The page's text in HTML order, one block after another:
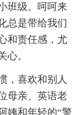
班级。呵呵来
总是带给我们
和责任感，尤
心。
，喜欢和别人
母亲、英语老
姨和年轻的“警